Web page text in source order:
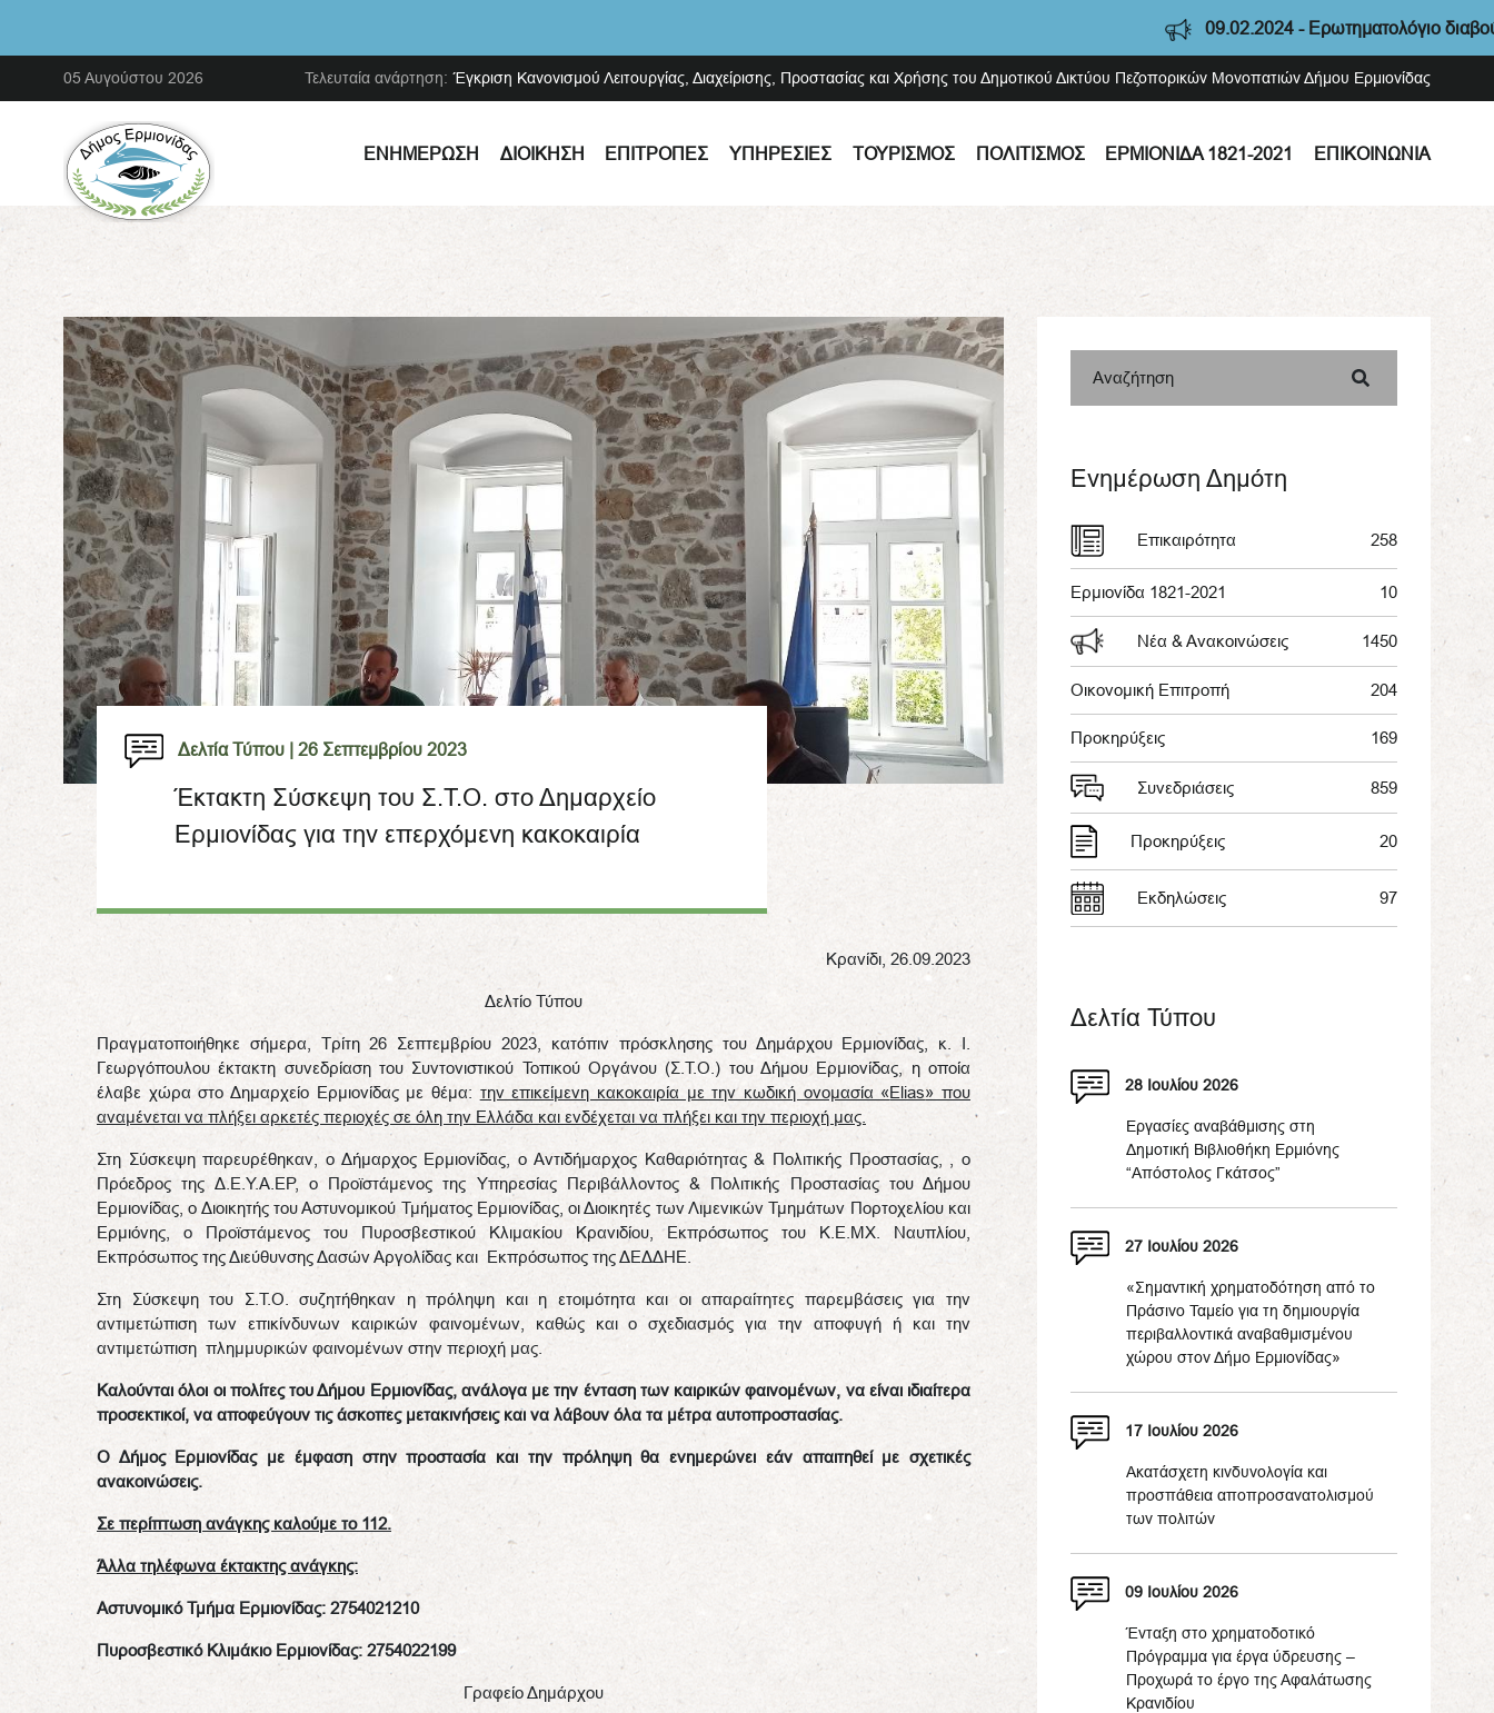
09.02.2024 - Ερωτηματολόγιο διαβούλευσης Στρατηγικής
05 Αυγούστου 2026 Τελευταία ανάρτηση: Έγκριση Κανονισμού Λειτουργίας, Διαχείρισης, Προστασίας και Χρήσης του Δημοτικού Δικτύου Πεζοπορικών Μονοπατιών Δήμου Ερμιονίδας
ΕΝΗΜΈΡΩΣΗ ΔΙΟΊΚΗΣΗ ΕΠΙΤΡΟΠΈΣ ΥΠΗΡΕΣΊΕΣ ΤΟΥΡΙΣΜΌΣ ΠΟΛΙΤΙΣΜΌΣ ΕΡΜΙΟΝΊΔΑ 1821-2021 ΕΠΙΚΟΙΝΩΝΊΑ
Δελτία Τύπου | 26 Σεπτεμβρίου 2023
Έκτακτη Σύσκεψη του Σ.Τ.Ο. στο Δημαρχείο
Ερμιονίδας για την επερχόμενη κακοκαιρία
Κρανίδι, 26.09.2023
Δελτίο Τύπου
Πραγματοποιήθηκε σήμερα, Τρίτη 26 Σεπτεμβρίου 2023, κατόπιν πρόσκλησης του Δημάρχου Ερμιονίδας, κ. Ι.
Γεωργόπουλου έκτακτη συνεδρίαση του Συντονιστικού Τοπικού Οργάνου (Σ.Τ.Ο.) του Δήμου Ερμιονίδας, η οποία
έλαβε χώρα στο Δημαρχείο Ερμιονίδας με θέμα: την επικείμενη κακοκαιρία με την κωδική ονομασία «Elias» που
αναμένεται να πλήξει αρκετές περιοχές σε όλη την Ελλάδα και ενδέχεται να πλήξει και την περιοχή μας.
Στη Σύσκεψη παρευρέθηκαν, ο Δήμαρχος Ερμιονίδας, ο Αντιδήμαρχος Καθαριότητας & Πολιτικής Προστασίας, , ο
Πρόεδρος της Δ.Ε.Υ.Α.ΕΡ, ο Προϊστάμενος της Υπηρεσίας Περιβάλλοντος & Πολιτικής Προστασίας του Δήμου
Ερμιονίδας, ο Διοικητής του Αστυνομικού Τμήματος Ερμιονίδας, οι Διοικητές των Λιμενικών Τμημάτων Πορτοχελίου και
Ερμιόνης, ο Προϊστάμενος του Πυροσβεστικού Κλιμακίου Κρανιδίου, Εκπρόσωπος του Κ.Ε.ΜΧ. Ναυπλίου,
Εκπρόσωπος της Διεύθυνσης Δασών Αργολίδας και Εκπρόσωπος της ΔΕΔΔΗΕ.
Στη Σύσκεψη του Σ.Τ.Ο. συζητήθηκαν η πρόληψη και η ετοιμότητα και οι απαραίτητες παρεμβάσεις για την
αντιμετώπιση των επικίνδυνων καιρικών φαινομένων, καθώς και ο σχεδιασμός για την αποφυγή ή και την
αντιμετώπιση πλημμυρικών φαινομένων στην περιοχή μας.
Καλούνται όλοι οι πολίτες του Δήμου Ερμιονίδας, ανάλογα με την ένταση των καιρικών φαινομένων, να είναι ιδιαίτερα
προσεκτικοί, να αποφεύγουν τις άσκοπες μετακινήσεις και να λάβουν όλα τα μέτρα αυτοπροστασίας.
Ο Δήμος Ερμιονίδας με έμφαση στην προστασία και την πρόληψη θα ενημερώνει εάν απαιτηθεί με σχετικές
ανακοινώσεις.
Σε περίπτωση ανάγκης καλούμε το 112.
Άλλα τηλέφωνα έκτακτης ανάγκης:
Αστυνομικό Τμήμα Ερμιονίδας: 2754021210
Πυροσβεστικό Κλιμάκιο Ερμιονίδας: 2754022199
Γραφείο Δημάρχου
Αναζήτηση
Ενημέρωση Δημότη
Επικαιρότητα 258
Ερμιονίδα 1821-2021 10
Νέα & Ανακοινώσεις 1450
Οικονομική Επιτροπή 204
Προκηρύξεις 169
Συνεδριάσεις 859
Προκηρύξεις 20
Εκδηλώσεις 97
Δελτία Τύπου
28 Ιουλίου 2026
Εργασίες αναβάθμισης στη
Δημοτική Βιβλιοθήκη Ερμιόνης
“Απόστολος Γκάτσος”
27 Ιουλίου 2026
«Σημαντική χρηματοδότηση από το
Πράσινο Ταμείο για τη δημιουργία
περιβαλλοντικά αναβαθμισμένου
χώρου στον Δήμο Ερμιονίδας»
17 Ιουλίου 2026
Ακατάσχετη κινδυνολογία και
προσπάθεια αποπροσανατολισμού
των πολιτών
09 Ιουλίου 2026
Ένταξη στο χρηματοδοτικό
Πρόγραμμα για έργα ύδρευσης –
Προχωρά το έργο της Αφαλάτωσης
Κρανιδίου